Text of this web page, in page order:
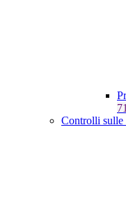
Controlli sulle